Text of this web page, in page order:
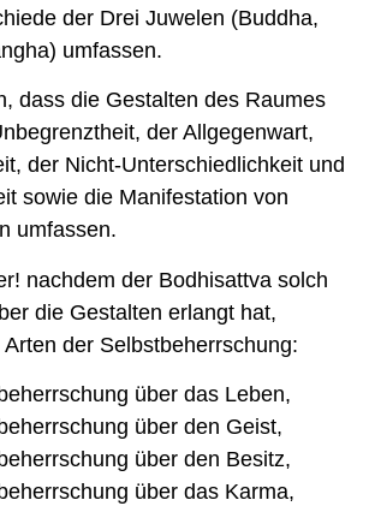
der Drei Juwelen (Buddha,
umfassen.
dass die Gestalten des Raumes
der Allgegenwart,
der Nicht-Unterschiedlichkeit und
sowie die Manifestation von
umfassen.
nachdem der Bodhisattva solch
die Gestalten erlangt hat,
der Selbstbeherrschung:
über das Leben,
über den Geist,
über den Besitz,
über das Karma,